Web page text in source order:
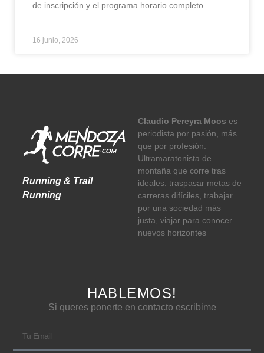
de inscripción y el programa horario completo.
16 junio, 2026
Running & Trail
Running
Claudio Pereyra Moos es
periodista por pasión, más
que por profesión.
Ultramaratonista de
montaña que corre tras
ideales: traspasar metas de
carreras difíciles, trabajar
por una sociedad más
justa, viajar para conocer
nuevos horizontes
HABLEMOS!
Si queres ponerte en contacto escribime